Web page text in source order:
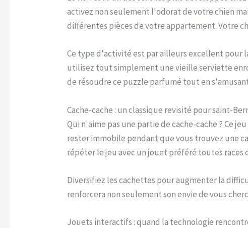
activez non seulement l'odorat de votre chien
différentes pièces de votre appartement. Votre
Ce type d'activité est par ailleurs excellent pour
utilisez tout simplement une vieille serviette
de résoudre ce puzzle parfumé tout en
Cache-cache : un classique revisité pour saint-
Qui n'aime pas une partie de cache-cache ? Ce
rester immobile pendant que vous trouvez une
répéter le jeu avec un jouet préféré toutes races
Diversifiez les cachettes pour augmenter la
renforcera non seulement son envie de vous
Jouets interactifs : quand la technologie